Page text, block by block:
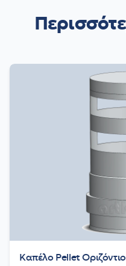
Καπέλο Pellet